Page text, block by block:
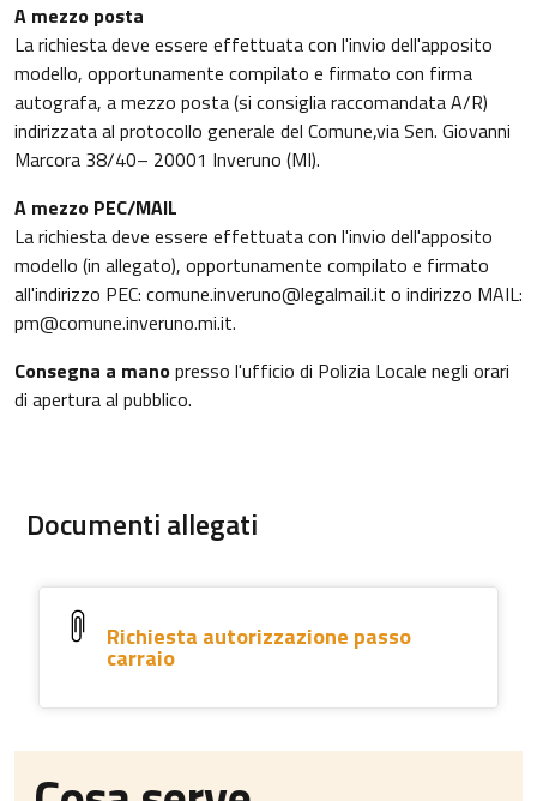
A mezzo posta
La richiesta deve essere effettuata con l'invio dell'apposito
modello, opportunamente compilato e firmato con firma
autografa, a mezzo posta (si consiglia raccomandata A/R)
indirizzata al protocollo generale del Comune,via Sen. Giovanni
Marcora 38/40– 20001 Inveruno (MI).
A mezzo PEC/MAIL
La richiesta deve essere effettuata con l'invio dell'apposito
modello (in allegato), opportunamente compilato e firmato
all'indirizzo PEC: comune.inveruno@legalmail.it o indirizzo MAIL:
pm@comune.inveruno.mi.it.
Consegna a manopresso l'ufficio di Polizia Locale negli orari
di apertura al pubblico.
Documenti allegati
Richiesta autorizzazione passo
carraio